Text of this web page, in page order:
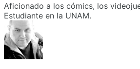
Aficionado a los cómics, los
Estudiante en la UNAM.